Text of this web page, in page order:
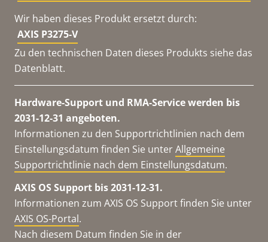
Wir haben dieses Produkt ersetzt durch:
AXIS P3275-V
Zu den technischen Daten dieses Produkts siehe das
Datenblatt.
Hardware-Support und RMA-Service werden bis
2031-12-31 angeboten.
Informationen zu den Supportrichtlinien nach dem
Einstellungsdatum finden Sie unterAllgemeine
Supportrichtlinie nach dem Einstellungsdatum.
AXIS OS Support bis 2031-12-31.
Informationen zum AXIS OS Support finden Sie unter
AXIS OS-Portal.
Nach diesem Datum finden Sie in der